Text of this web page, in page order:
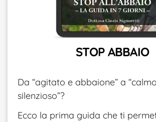
STOP ABBAIO
Da “agitato e abbaione” a
silenzioso”?
Ecco la prima guida che ti